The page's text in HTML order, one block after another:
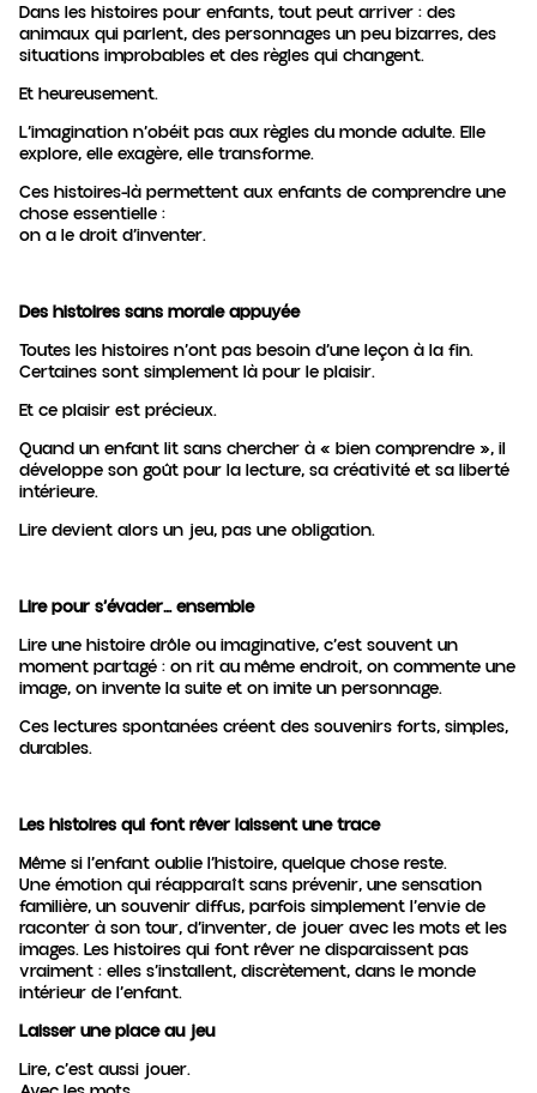
Dans les histoires pour enfants, tout peut arriver : des
animaux qui parlent, des personnages un peu bizarres, des
situations improbables et des règles qui changent.
Et heureusement.
L’imagination n’obéit pas aux règles du monde adulte. Elle
explore, elle exagère, elle transforme.
Ces histoires-là permettent aux enfants de comprendre une
chose essentielle :
on a le droit d’inventer.
Des histoires sans morale appuyée
Toutes les histoires n’ont pas besoin d’une leçon à la fin.
Certaines sont simplement là pour le plaisir.
Et ce plaisir est précieux.
Quand un enfant lit sans chercher à « bien comprendre », il
développe son goût pour la lecture, sa créativité et sa liberté
intérieure.
Lire devient alors un jeu, pas une obligation.
Lire pour s’évader… ensemble
Lire une histoire drôle ou imaginative, c’est souvent un
moment partagé : on rit au même endroit, on commente une
image, on invente la suite et on imite un personnage.
Ces lectures spontanées créent des souvenirs forts, simples,
durables.
Les histoires qui font rêver laissent une trace
Même si l’enfant oublie l’histoire, quelque chose reste.
Une émotion qui réapparaît sans prévenir, une sensation
familière, un souvenir diffus, parfois simplement l’envie de
raconter à son tour, d’inventer, de jouer avec les mots et les
images. Les histoires qui font rêver ne disparaissent pas
vraiment : elles s’installent, discrètement, dans le monde
intérieur de l’enfant.
Laisser une place au jeu
Lire, c’est aussi jouer.